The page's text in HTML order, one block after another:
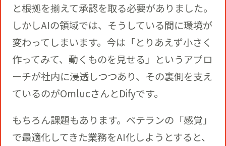
と根拠を揃えて承認を取る必要がありました。
しかしAIの領域では、そうしている間に環境が
変わってしまいます。今は「とりあえず小さく
作ってみて、動くものを見せる」というアプロ
ーチが社内に浸透しつつあり、その裏側を支え
ているのがOmlucさんとDifyです。
もちろん課題もあります。ベテランの「感覚」
で最適化してきた業務をAI化しようとすると、